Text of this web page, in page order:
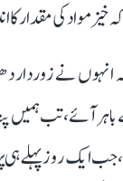
کی مقدار کا
نے زوردار
آئے، تب ہمیں پتہ
روز پہلے ہی